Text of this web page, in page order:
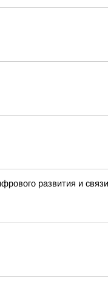
развития и